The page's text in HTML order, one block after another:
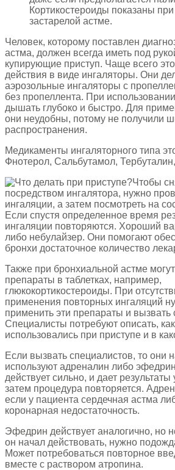
Кортикостероиды показаны
застарелой астме.
Человек, которому поставлен
астма, должен всегда иметь под
купирующие приступ. Чаще всего
действия в виде ингаляторы. Они
аэрозольные ингаляторы с
без пропеллента. При
дышать глубоко и быстро. Для
они неудобны, потому не получили
распространения.
Медикаменты ингаляторного типа
Фнотерол, Сальбутамол,
Чтобы
посредством ингалятора, нужно
ингаляции, а затем посмотреть на
Если спустя определенное время
ингаляции повторяются. Хороший
либо небулайзер. Они помогают
бронхи достаточное количество
Также при бронхиальной астме
препараты в таблетках, например,
глюкокортикостероиды. При
применения повторных ингаляций
применить эти препараты и вызвать
Специалисты потребуют описать,
использовались при приступе и в
Если вызвать специалистов, то они
используют адреналин либо
действует сильно, и дает
затем процедура повторяется.
если у пациента сердечная астма
коронарная недостаточность.
Эфедрин действует аналогично, но
он начал действовать, нужно
Может потребоваться повторное
вместе с раствором атропина.